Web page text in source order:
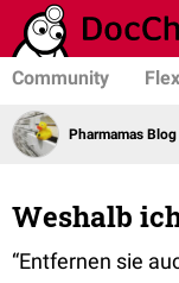
Community
Pharmamas
Weshalb
“Entfernen sie